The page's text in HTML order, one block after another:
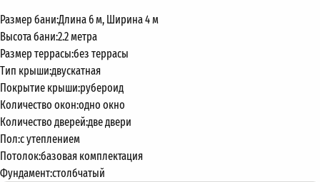
Размер бани:Длина 6 м, Ширина 4 м
Высота бани:2.2 метра
Размер террасы:без террасы
Тип крыши:двускатная
Покрытие крыши:рубероид
Количество окон:одно окно
Количество дверей:две двери
Пол:с утеплением
Потолок:базовая комплектация
Фундамент:столбчатый